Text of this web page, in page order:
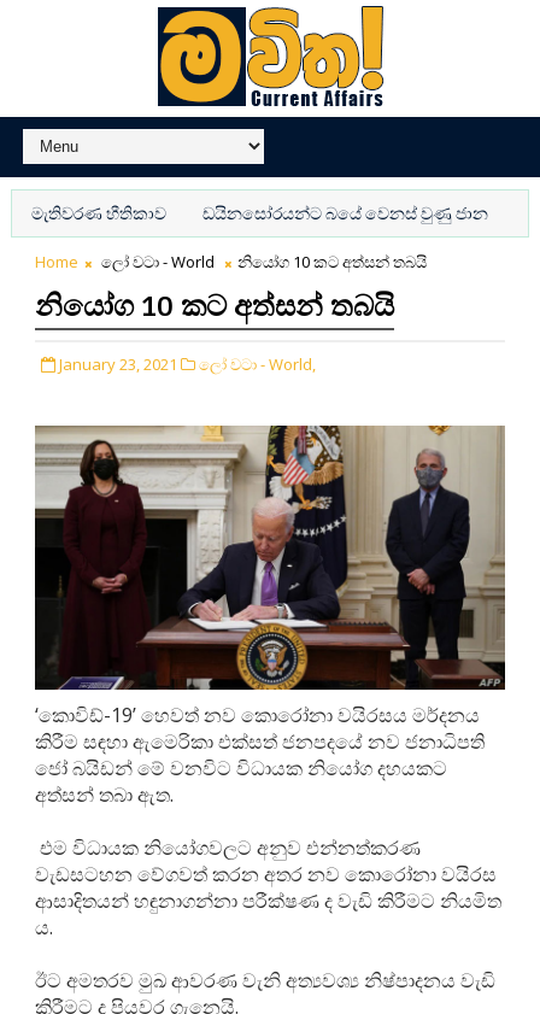
භීතිකාව ඩයිනසෝරයන්ට බයේ වෙනස් වුණු ජාන අද්භූත
Home ලෝ වටා - World නියෝග 10 කට අත්සන් තබයි
නියෝග 10 කට අත්සන් තබයි
January 23, 2021 ලෝ වටා - World,
‘කොවිඩ්-19’ හෙවත් නව කොරෝනා වයිරසය මර්දනය
කිරීම සඳහා ඇමෙරිකා එක්සත් ජනපදයේ නව ජනාධිපති
ජෝ බයිඩන් මේ වනවිට විධායක නියෝග දහයකට
අත්සන් තබා ඇත.
එම විධායක නියෝගවලට අනුව එන්නත්කරණ
වැඩසටහන වේගවත් කරන අතර නව කොරෝනා වයිරස
ආසාදිතයන් හඳුනාගන්නා පරීක්ෂණ ද වැඩි කිරීමට නියමිත
ය.
ඊට අමතරව මුඛ ආවරණ වැනි අත්‍යවශ්‍ය නිෂ්පාදනය වැඩි
කිරීමට ද පියවර ගැනෙයි.